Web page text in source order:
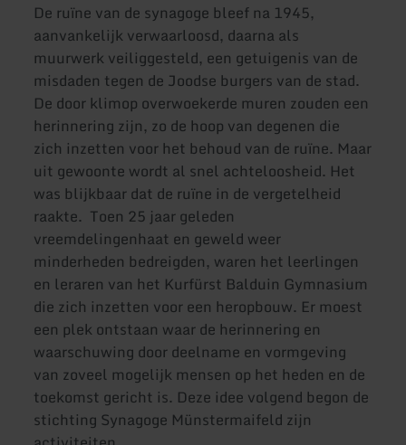
De ruïne van de synagoge bleef na 1945,
aanvankelijk verwaarloosd, daarna als
muurwerk veiliggesteld, een getuigenis van de
misdaden tegen de Joodse burgers van de stad.
De door klimop overwoekerde muren zouden een
herinnering zijn, zo de hoop van degenen die
zich inzetten voor het behoud van de ruïne. Maar
uit gewoonte wordt al snel achteloosheid. Het
was blijkbaar dat de ruïne in de vergetelheid
raakte. Toen 25 jaar geleden
vreemdelingenhaat en geweld weer
minderheden bedreigden, waren het leerlingen
en leraren van het Kurfürst Balduin Gymnasium
die zich inzetten voor een heropbouw. Er moest
een plek ontstaan waar de herinnering en
waarschuwing door deelname en vormgeving
van zoveel mogelijk mensen op het heden en de
toekomst gericht is. Deze idee volgend begon de
stichting Synagoge Münstermaifeld zijn